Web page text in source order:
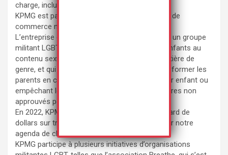
charge, incluant les enfants (
KPMG est partenaire corporatif de la Chambre de
commerce nationale LGBT (
L’entreprise est partenaire Titanium de PFLAG, un groupe
militant LGBTQ+ qui promeut des livres pour enfants au
contenu sexuellement explicite et fluide en matière de
genre, et qui milite contre les lois obligeant à informer les
parents en cas de dysphorie de genre chez leur enfant ou
empêchant les traitements médicaux transgenres non
approuvés pour les mineurs (
En 2022, KPMG s’est engagé à investir 1,5 milliard de
dollars sur trois ans afin de « se concentrer sur notre
agenda de changement ESG » (7).
KPMG participe à plusieurs initiatives d’organisations